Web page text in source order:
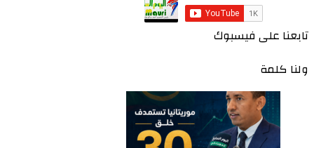
تابعنا على فيسبوك
ولنا كلمة